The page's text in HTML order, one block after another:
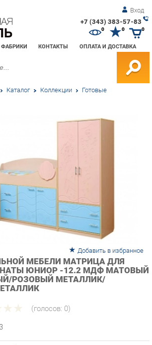
Вход
+7 (343) 383-57-83
ФАБРИКИ КОНТАКТЫ ОПЛАТА И ДОСТАВКА
0 0
Каталог Коллекции Готовые
Добавить в избранное
МЕБЕЛИ МАТРИЦА ДЛЯ
ЮНИОР -12.2 МДФ МАТОВЫЙ
РОЗОВЫЙ МЕТАЛЛИК/